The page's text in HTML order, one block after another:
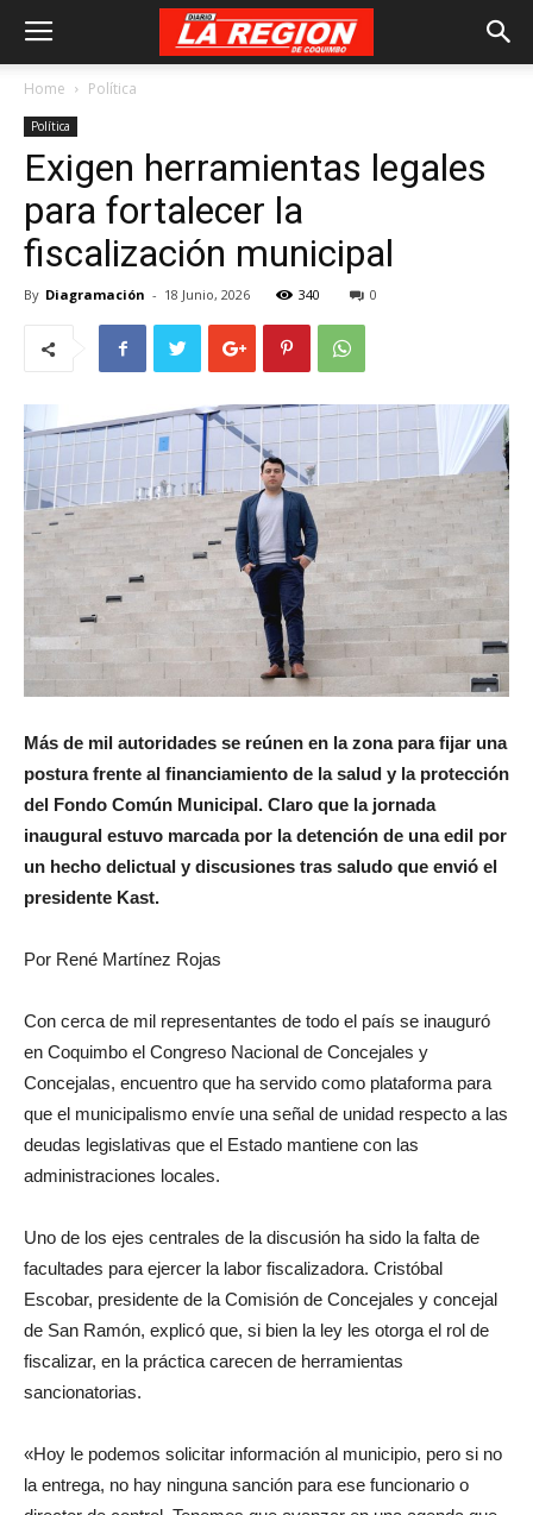
Home Política
Política
Exigen herramientas legales
para fortalecer la
fiscalización municipal
By Diagramación - 18 Junio, 2026 340 0
Más de mil autoridades se reúnen en la zona para fijar una
postura frente al financiamiento de la salud y la protección
del Fondo Común Municipal. Claro que la jornada
inaugural estuvo marcada por la detención de una edil por
un hecho delictual y discusiones tras saludo que envió el
presidente Kast.
Por René Martínez Rojas
Con cerca de mil representantes de todo el país se inauguró
en Coquimbo el Congreso Nacional de Concejales y
Concejalas, encuentro que ha servido como plataforma para
que el municipalismo envíe una señal de unidad respecto a las
deudas legislativas que el Estado mantiene con las
administraciones locales.
Uno de los ejes centrales de la discusión ha sido la falta de
facultades para ejercer la labor fiscalizadora. Cristóbal
Escobar, presidente de la Comisión de Concejales y concejal
de San Ramón, explicó que, si bien la ley les otorga el rol de
fiscalizar, en la práctica carecen de herramientas
sancionatorias.
«Hoy le podemos solicitar información al municipio, pero si no
la entrega, no hay ninguna sanción para ese funcionario o